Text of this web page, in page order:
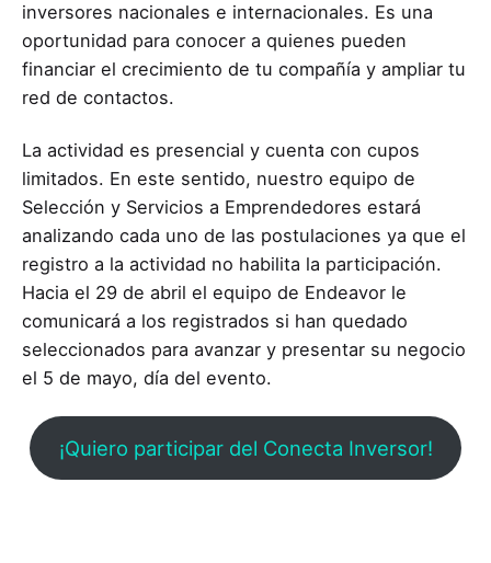
inversores nacionales e internacionales. Es una
oportunidad para conocer a quienes pueden
financiar el crecimiento de tu compañía y ampliar tu
red de contactos.
La actividad es presencial y cuenta con cupos
limitados. En este sentido, nuestro equipo de
Selección y Servicios a Emprendedores estará
analizando cada uno de las postulaciones ya que el
registro a la actividad no habilita la participación.
Hacia el 29 de abril el equipo de Endeavor le
comunicará a los registrados si han quedado
seleccionados para avanzar y presentar su negocio
el 5 de mayo, día del evento.
¡Quiero participar del Conecta Inversor!